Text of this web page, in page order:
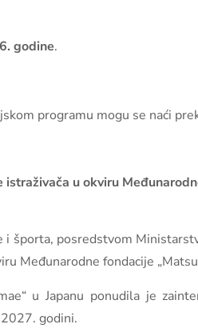
godine.
programu mogu se naći
u okviru
športa, posredstvom
Međunarodne fondacije
u Japanu ponudila je
2027. godini.